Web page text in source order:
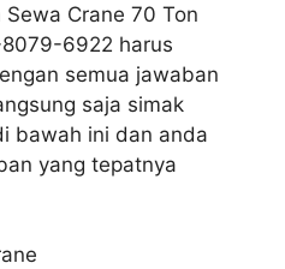
Crane 70 Ton
6922 harus
semua jawaban
saja simak
bawah ini dan anda
yang tepatnya